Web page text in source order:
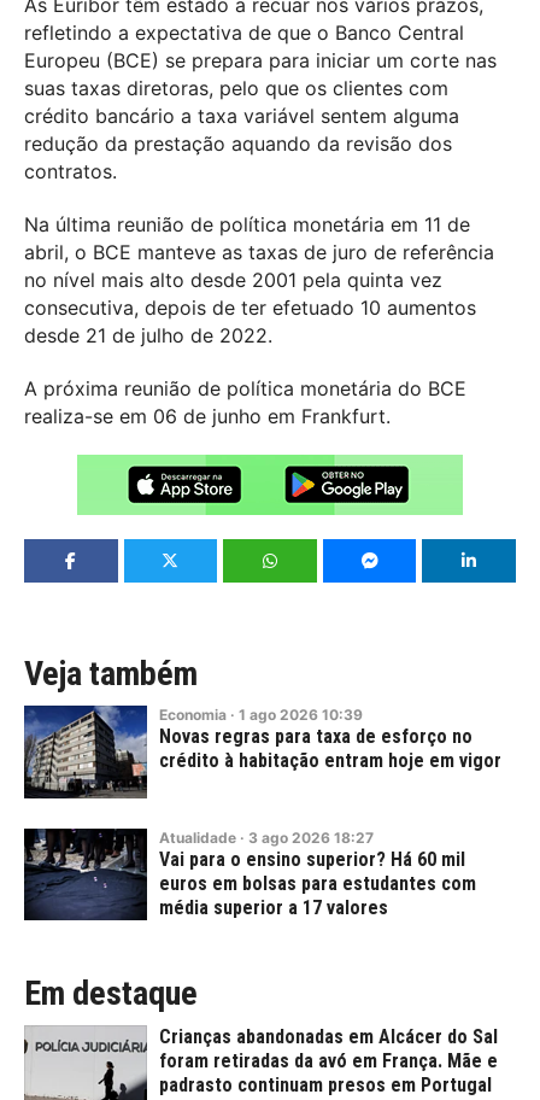
refletindo a expectativa de que o Banco Central
Europeu (BCE) se prepara para iniciar um corte nas
suas taxas diretoras, pelo que os clientes com
crédito bancário a taxa variável sentem alguma
redução da prestação aquando da revisão dos
contratos.
Na última reunião de política monetária em 11 de
abril, o BCE manteve as taxas de juro de referência
no nível mais alto desde 2001 pela quinta vez
consecutiva, depois de ter efetuado 10 aumentos
desde 21 de julho de 2022.
A próxima reunião de política monetária do BCE
realiza-se em 06 de junho em Frankfurt.
Veja também
Economia · 1 ago 2026 10:39
Novas regras para taxa de esforço no
crédito à habitação entram hoje em vigor
Atualidade · 3 ago 2026 18:27
Vai para o ensino superior? Há 60 mil
euros em bolsas para estudantes com
média superior a 17 valores
Em destaque
Crianças abandonadas em Alcácer do Sal
foram retiradas da avó em França. Mãe e
padrasto continuam presos em Portugal